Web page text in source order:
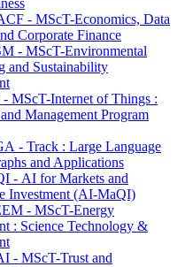
- MScT-Economics, Data
Corporate Finance
- MScT-Environmental
and Sustainability
MScT-Internet of Things :
Management Program
- Track : Large Language
and Applications
- AI for Markets and
Investment (AI-MaQI)
- MScT-Energy
: Science Technology &
- MScT-Trust and